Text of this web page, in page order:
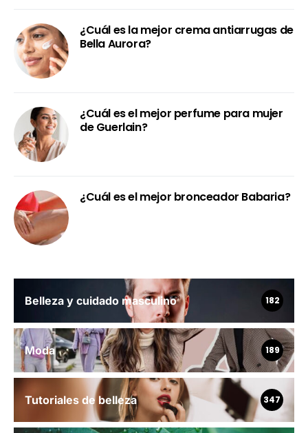
¿Cuál es la mejor crema antiarrugas de
Bella Aurora?
¿Cuál es el mejor perfume para mujer
de Guerlain?
¿Cuál es el mejor bronceador Babaria?
Belleza y cuidado masculino 182
Moda 189
Tutoriales de belleza 347